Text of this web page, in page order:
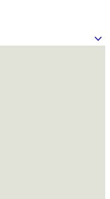
keyboard_arrow_down